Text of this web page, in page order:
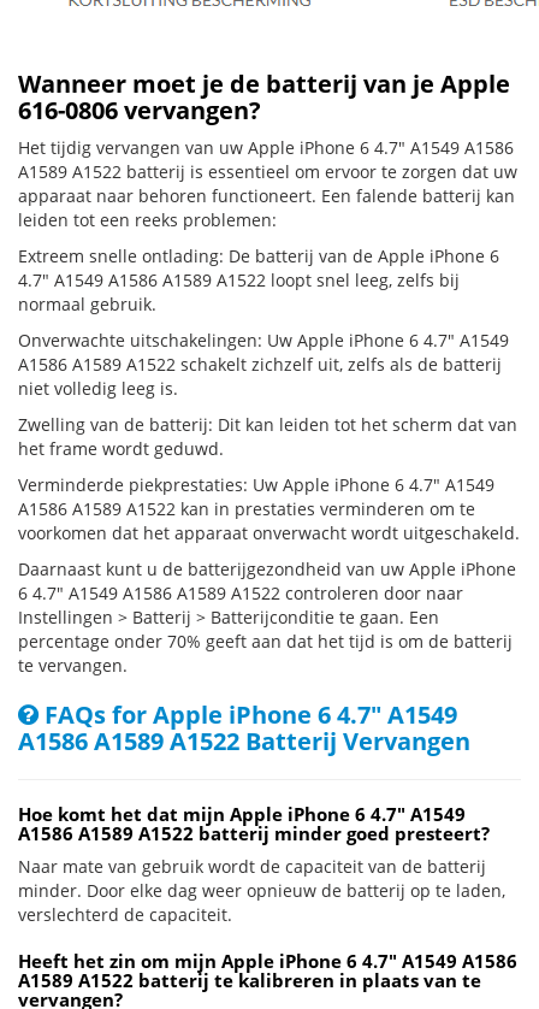
Wanneer moet je de batterij van je Apple
616-0806 vervangen?
Het tijdig vervangen van uw Apple iPhone 6 4.7" A1549 A1586
A1589 A1522 batterij is essentieel om ervoor te zorgen dat uw
apparaat naar behoren functioneert. Een falende batterij kan
leiden tot een reeks problemen:
Extreem snelle ontlading: De batterij van de Apple iPhone 6
4.7" A1549 A1586 A1589 A1522 loopt snel leeg, zelfs bij
normaal gebruik.
Onverwachte uitschakelingen: Uw Apple iPhone 6 4.7" A1549
A1586 A1589 A1522 schakelt zichzelf uit, zelfs als de batterij
niet volledig leeg is.
Zwelling van de batterij: Dit kan leiden tot het scherm dat van
het frame wordt geduwd.
Verminderde piekprestaties: Uw Apple iPhone 6 4.7" A1549
A1586 A1589 A1522 kan in prestaties verminderen om te
voorkomen dat het apparaat onverwacht wordt uitgeschakeld.
Daarnaast kunt u de batterijgezondheid van uw Apple iPhone
6 4.7" A1549 A1586 A1589 A1522 controleren door naar
Instellingen > Batterij > Batterijconditie te gaan. Een
percentage onder 70% geeft aan dat het tijd is om de batterij
te vervangen.
FAQs for Apple iPhone 6 4.7" A1549
A1586 A1589 A1522 Batterij Vervangen
Hoe komt het dat mijn Apple iPhone 6 4.7" A1549
A1586 A1589 A1522 batterij minder goed presteert?
Naar mate van gebruik wordt de capaciteit van de batterij
minder. Door elke dag weer opnieuw de batterij op te laden,
verslechterd de capaciteit.
Heeft het zin om mijn Apple iPhone 6 4.7" A1549 A1586
A1589 A1522 batterij te kalibreren in plaats van te
vervangen?